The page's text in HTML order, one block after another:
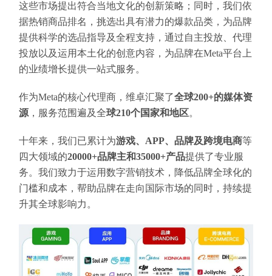
这些市场提出符合当地文化的创新策略；同时，我们依
据热销商品排名，挑选出具有潜力的爆款品类，为品牌
提供科学的选品指导及全程支持，通过自主投放、代理
投放以及运用本土化的创意内容，为品牌在Meta平台上
的业绩增长提供一站式服务。
作为Meta的核心代理商，维卓汇聚了全球200+的媒体资
源 ，服务范围遍及全球210个国家和地区。
十年来，我们已累计为游戏、APP、品牌及跨境电商等
四大领域的20000+品牌主和35000+产品提供了专业服
务。我们致力于运用数字营销技术，降低品牌全球化的
门槛和成本，帮助品牌在走向国际市场的同时，持续提
升其全球影响力。